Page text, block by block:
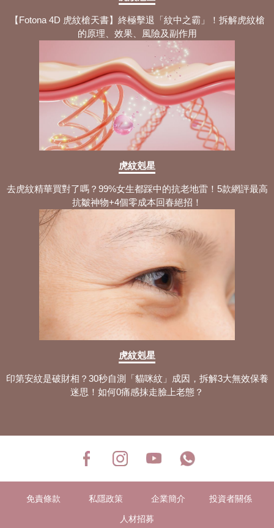
【Fotona 4D 虎紋槍天書】終極擊退「紋中之霸」！拆解虎紋槍
的原理、效果、風險及副作用
虎紋剋星
去虎紋精華買對了嗎？99%女生都踩中的抗老地雷！5款網評最高
抗皺神物+4個零成本回春絕招！
虎紋剋星
印第安紋是破財相？30秒自測「貓咪紋」成因，拆解3大無效保養
迷思！如何0痛感抹走臉上老態？
免責條款 私隱政策 企業簡介 投資者關係
人材招募